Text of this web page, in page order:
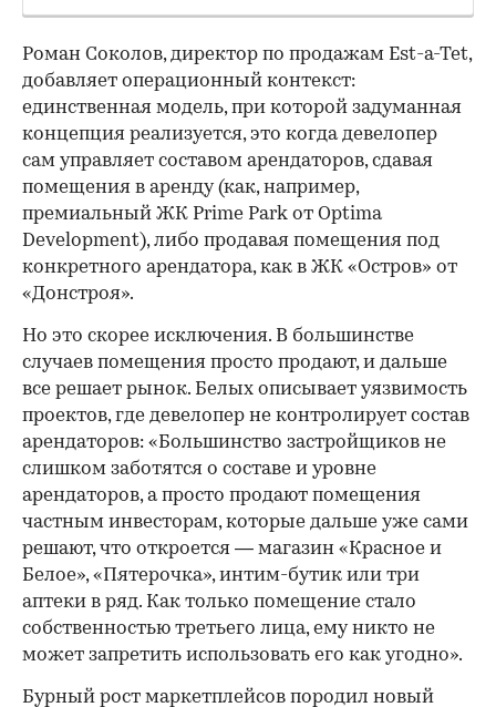
Роман Соколов, директор по продажам Est-a-Tet,
добавляет операционный контекст:
единственная модель, при которой задуманная
концепция реализуется, это когда девелопер
сам управляет составом арендаторов, сдавая
помещения в аренду (как, например,
премиальный ЖК Prime Park от Optima
Development), либо продавая помещения под
конкретного арендатора, как в ЖК «Остров» от
«Донстроя».
Но это скорее исключения. В большинстве
случаев помещения просто продают, и дальше
все решает рынок. Белых описывает уязвимость
проектов, где девелопер не контролирует состав
арендаторов: «Большинство застройщиков не
слишком заботятся о составе и уровне
арендаторов, а просто продают помещения
частным инвесторам, которые дальше уже сами
решают, что откроется — магазин «Красное и
Белое», «Пятерочка», интим-бутик или три
аптеки в ряд. Как только помещение стало
собственностью третьего лица, ему никто не
может запретить использовать его как угодно».
Бурный рост маркетплейсов породил новый